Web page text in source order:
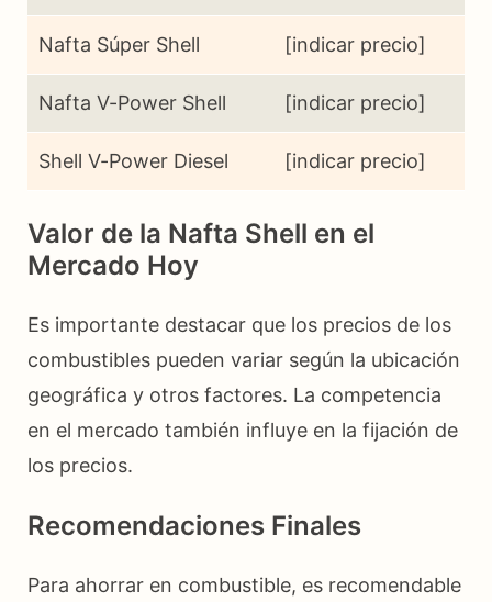
Nafta Súper Shell [indicar precio]
Nafta V-Power Shell [indicar precio]
Shell V-Power Diesel [indicar precio]
Valor de la Nafta Shell en el
Mercado Hoy
Es importante destacar que los precios de los
combustibles pueden variar según la ubicación
geográfica y otros factores. La competencia
en el mercado también influye en la fijación de
los precios.
Recomendaciones Finales
Para ahorrar en combustible, es recomendable